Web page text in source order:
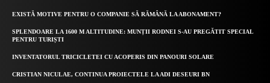
EXISTĂ MOTIVE PENTRU O COMPANIE SĂ RĂMÂNĂ LA ABONAMENT?
SPLENDOARE LA 1600 M ALTITUDINE: MUNȚII RODNEI S-AU PREGĂTIT SPECIAL
PENTRU TURIȘTI
INVENTATORUL TRICICLETEI CU ACOPERIS DIN PANOURI SOLARE
CRISTIAN NICULAE, CONTINUA PROIECTELE LA ADI DESEURI BN